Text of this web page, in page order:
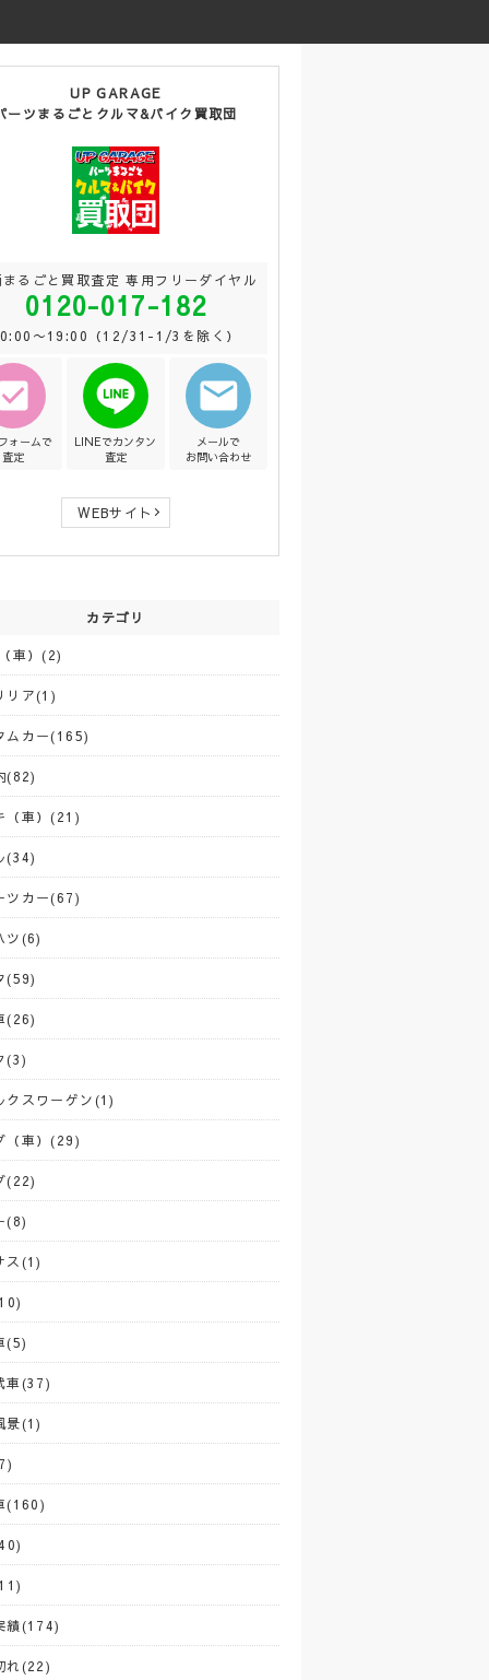
UP GARAGE
ーツまるごとクルマ&バイク買取団
るごと買取査定 専用フリーダイヤル
0120-017-182
〜19:00（12/31-1/3を除く）
ォームで
査定
LINEでカンタン
査定
メールで
お問い合わせ
WEBサイト
カテゴリ
車）(2)
リア(1)
ムカー(165)
(82)
（車）(21)
(34)
ツカー(67)
ツ(6)
(59)
(26)
(3)
クスワーゲン(1)
（車）(29)
(22)
(8)
ス(1)
(5)
車(37)
景(1)
(160)
績(174)
れ(22)